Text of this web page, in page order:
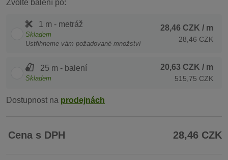
Zvolte balení po:
1 m - metráž
Skladem
Ustřihneme vám požadované množství
28,46 CZK / m
28,46 CZK
25 m - balení
Skladem
20,63 CZK / m
515,75 CZK
Dostupnost na prodejnách
Cena s DPH 28,46 CZK